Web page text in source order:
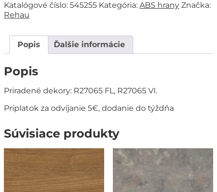
Katalógové číslo: 545255 Kategória: ABS hrany Značka:
Rehau
Popis Ďalšie informácie
Popis
Priradené dekory: R27065 FL, R27065 VI.
Príplatok za odvíjanie 5€, dodanie do týždňa
Súvisiace produkty